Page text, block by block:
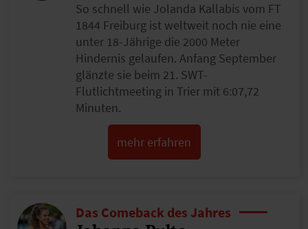
So schnell wie Jolanda Kallabis vom FT
1844 Freiburg ist weltweit noch nie eine
unter 18-Jährige die 2000 Meter
Hindernis gelaufen. Anfang September
glänzte sie beim 21. SWT-
Flutlichtmeeting in Trier mit 6:07,72
Minuten.
mehr erfahren
Das Comeback des Jahres